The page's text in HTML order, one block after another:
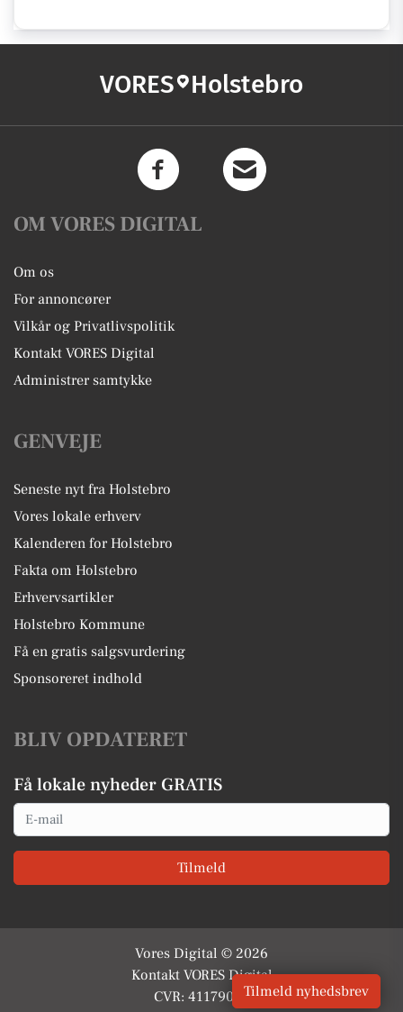
VORES Holstebro
OM VORES DIGITAL
Om os
For annoncører
Vilkår og Privatlivspolitik
Kontakt VORES Digital
Administrer samtykke
GENVEJE
Seneste nyt fra Holstebro
Vores lokale erhverv
Kalenderen for Holstebro
Fakta om Holstebro
Erhvervsartikler
Holstebro Kommune
Få en gratis salgsvurdering
Sponsoreret indhold
BLIV OPDATERET
Få lokale nyheder GRATIS
Email
Tilmeld
Vores Digital © 2026
Kontakt VORES Digital
CVR: 41179082Tilmeld nyhedsbrev